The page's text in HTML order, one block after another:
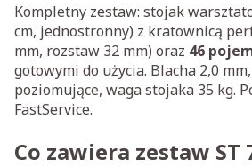
Kompletny zestaw: stojak
cm, jednostronny) z kratownicą
mm, rozstaw 32 mm) oraz 46
gotowymi do użycia. Blacha 2,0
poziomujące, waga stojaka 35 kg.
FastService.
Co zawiera zestaw ST